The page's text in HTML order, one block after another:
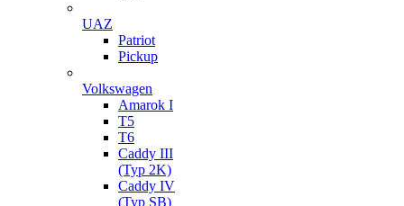
UAZ
Patriot
Pickup
Volkswagen
Amarok I
T5
T6
Caddy III
(Typ 2K)
Caddy IV
(Typ SB)